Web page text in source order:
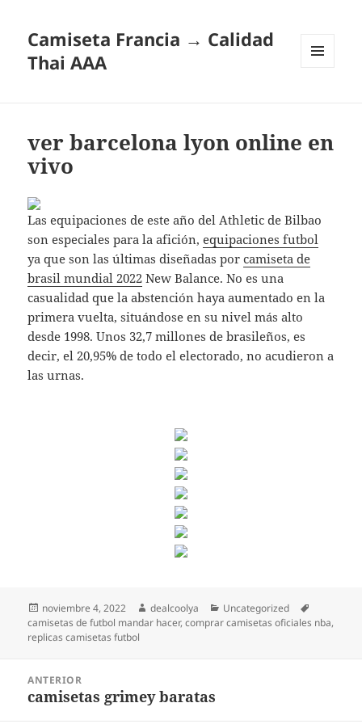
Camiseta Francia → Calidad
Thai AAA
ver barcelona lyon online en
vivo
Las equipaciones de este año del Athletic de Bilbao
son especiales para la afición,equipaciones futbol
ya que son las últimas diseñadas porcamiseta de
brasil mundial 2022 New Balance. No es una
casualidad que la abstención haya aumentado en la
primera vuelta, situándose en su nivel más alto
desde 1998. Unos 32,7 millones de brasileños, es
decir, el 20,95% de todo el electorado, no acudieron a
las urnas.
Publicado
el
noviembre 4, 2022 Autor
dealcoolya Categorías
Uncategorized
camisetas de futbol mandar hacer,comprar camisetas oficiales nba,
replicas camisetas futbol
entradas
ANTERIOR
Entrada
camisetas grimey baratas